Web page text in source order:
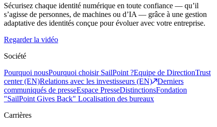
Sécurisez chaque identité numérique en toute confiance — qu’il
s’agisse de personnes, de machines ou d’IA — grâce à une gestion
adaptative des identités conçue pour évoluer avec votre entreprise.
Regarder la vidéo
Société
Pourquoi nousPourquoi choisir SailPoint ?Equipe de DirectionTrust
center (EN)Relations avec les investisseurs (EN)
Derniers
communiqués de presseEspace PresseDistinctionsFondation
"SailPoint Gives Back" Localisation des bureaux
Carrières